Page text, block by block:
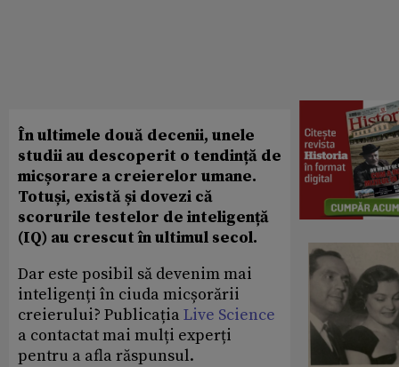
În ultimele două decenii, unele
studii au descoperit o tendință de
micșorare a creierelor umane.
Totuși, există și dovezi că
scorurile testelor de inteligență
(IQ) au crescut în ultimul secol.
Dar este posibil să devenim mai
inteligenți în ciuda micșorării
creierului? Publicația Live Science
a contactat mai mulți experți
pentru a afla răspunsul.